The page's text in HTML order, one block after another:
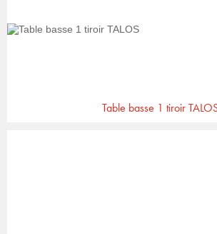
Table basse 1 tiroir